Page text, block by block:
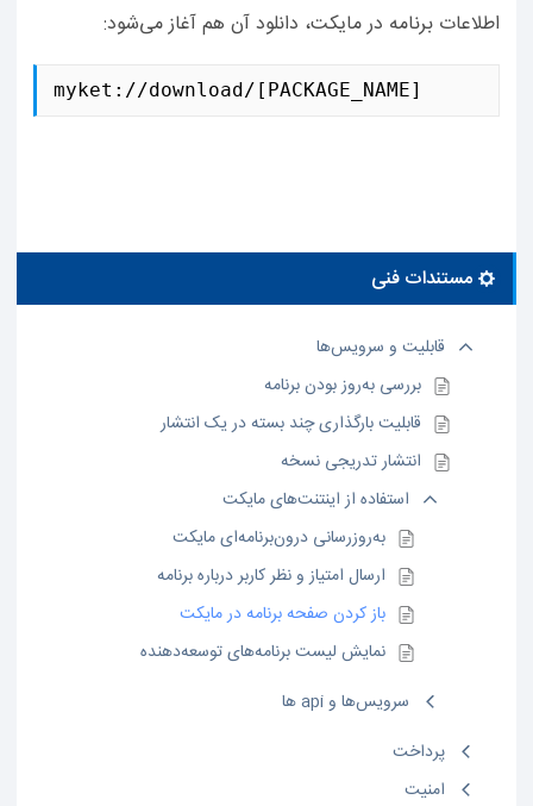
مستندات فنی
قابلیت و سرویس‌ها
بررسی به‌‌روز بودن برنامه
قابلیت بارگذاری چند بسته در یک انتشار
انتشار تدریجی نسخه
استفاده از اینتنت‌های مایکت
به‌روزرسانی درون‌برنامه‌ای مایکت
ارسال امتیاز و نظر کاربر درباره برنامه
باز کردن صفحه برنامه در مایکت
نمایش لیست برنامه‌های توسعه‌دهنده
سرویس‌ها و api ها
پرداخت
امنیت
اطلاعات برنامه در مایکت، دانلود آن هم آغاز می‌شود:
myket://download/[PACKAGE_NAME]